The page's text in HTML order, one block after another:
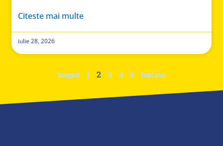
Citeste mai multe
iulie 28, 2026
Inapoi 1 2 3 4 5 Inainte